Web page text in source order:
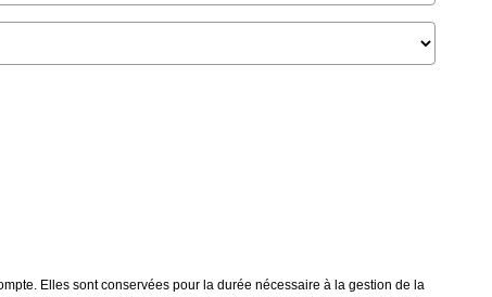
Elles sont conservées pour la durée nécessaire à la gestion de la